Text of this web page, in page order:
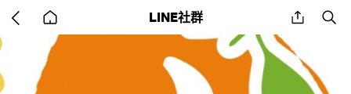
back
to
LINE社群 share